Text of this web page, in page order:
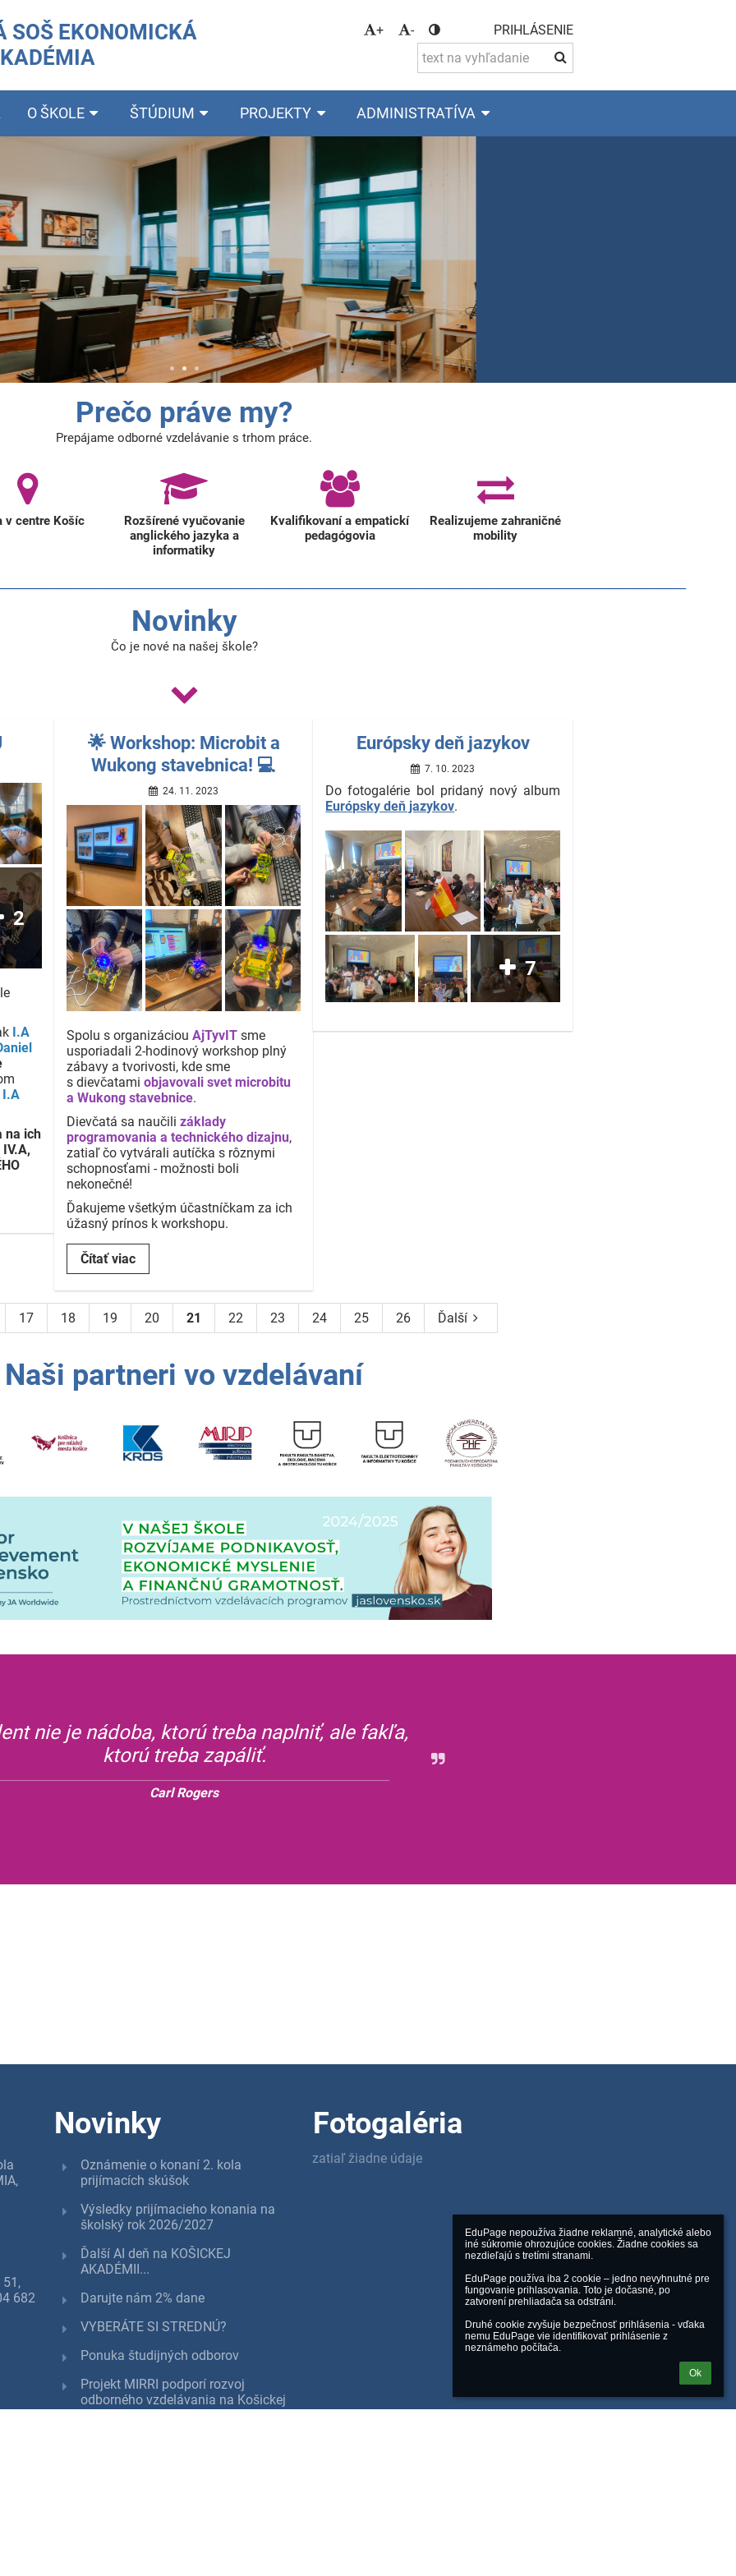
EduPage nepoužíva žiadne reklamné, analytické alebo
iné súkromie ohrozujúce cookies. Žiadne cookies sa
nezdieľajú s tretími stranami.
EduPage používa iba 2 cookie – jedno nevyhnutné pre
fungovanie prihlasovania. Toto je dočasné, po
zatvorení prehliadača sa odstráni.
Druhé cookie zvyšuje bezpečnosť prihlásenia - vďaka
nemu EduPage vie identifikovať prihlásenie z
neznámeho počítača.
Ok
SOŠ EKONOMICKÁ
+ - PRIHLÁSENIE
O ŠKOLE ŠTÚDIUM PROJEKTY ADMINISTRATÍVA
PONUKA ŠTÚDIA
✔ 4-ročné štúdium s maturitou pre absolventov ZŠ:
- 6317 M obchodná akadémia
- 7238 M informačné služby
✔ 2-ročné špecializačné štúdium pre absolventov SOŠ s maturitou:
- 6332 Q daňové služby
Prečo práve my?
Prepájame odborné vzdelávanie s trhom práce.
v centre Košíc
Rozšírené vyučovanie
anglického jazyka a
informatiky
Kvalifikovaní a empatickí
pedagógovia
Realizujeme zahraničné
mobility
Novinky
Čo je nové na našej škole?
2
I.A
I.A
na ich
🌟 Workshop: Microbit a
Wukong stavebnica! 💻
24. 11. 2023
Spolu s organizáciou AjTyvITsme
usporiadali 2-hodinový workshop plný
zábavy a tvorivosti, kde sme
s dievčatami objavovali svet microbitu
a Wukong stavebnice.
Dievčatá sa naučili základy
programovania a technického dizajnu,
zatiaľ čo vytvárali autíčka s rôznymi
schopnosťami - možnosti boli
nekonečné!
Ďakujeme všetkým účastníčkam za ich
úžasný prínos k workshopu.
🌟
Workshop:
Microbit
a
Wukong
stavebnica!
Čítať viac
Európsky deň jazykov
7. 10. 2023
Do fotogalérie bol pridaný nový album
Európsky deň jazykov.
7
17 18 19 20 21 22 23 24 25 26 Ďalší
Naši partneri vo vzdelávaní
nie je nádoba, ktorú treba naplniť, ale fakľa,
ktorú treba zapáliť.
Carl Rogers
682
Novinky
Oznámenie o konaní 2. kola
prijímacích skúšok
Výsledky prijímacieho konania na
školský rok 2026/2027
Ďalší AI deň na KOŠICKEJ
AKADÉMII...
Darujte nám 2% dane
VYBERÁTE SI STREDNÚ?
Ponuka študijných odborov
Projekt MIRRI podporí rozvoj
odborného vzdelávania na Košickej
Fotogaléria
zatiaľ žiadne údaje